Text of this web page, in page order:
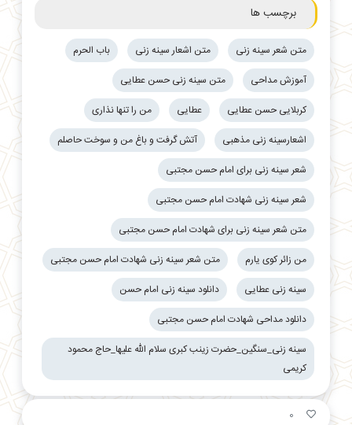
برچسب ها
متن شعر سینه زنی متن اشعار سینه زنی
باب الحرم
آموزش مداحی
متن سینه زنی حسن عطایی
کربلایی حسن عطایی
عطایی
من را تنها نذاری
اشعارسینه زنی مذهبی
آتش گرفت و باغ من و سوخت حاصلم
شعر سینه زنی برای امام حسن مجتبی
شعر سینه زنی شهادت امام حسن مجتبی
متن شعر سینه زنی برای شهادت امام حسن مجتبی
من زائر کوی یارم
متن شعر سینه زنی شهادت امام حسن مجتبی
سینه زنی عطایی
دانلود سینه زنی امام حسن
دانلود مداحی شهادت امام حسن مجتبی
سینه زنی_سنگین_حضرت زینب كبری سلام الله علیها_حاج محمود
کریمی
0